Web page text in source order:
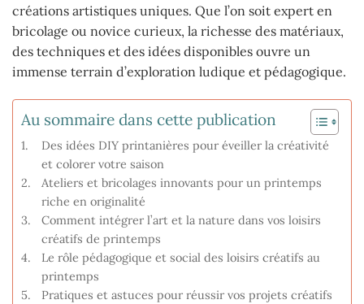
créations artistiques uniques. Que l’on soit expert en
bricolage ou novice curieux, la richesse des matériaux,
des techniques et des idées disponibles ouvre un
immense terrain d’exploration ludique et pédagogique.
Au sommaire dans cette publication
Des idées DIY printanières pour éveiller la créativité
et colorer votre saison
Ateliers et bricolages innovants pour un printemps
riche en originalité
Comment intégrer l’art et la nature dans vos loisirs
créatifs de printemps
Le rôle pédagogique et social des loisirs créatifs au
printemps
Pratiques et astuces pour réussir vos projets créatifs